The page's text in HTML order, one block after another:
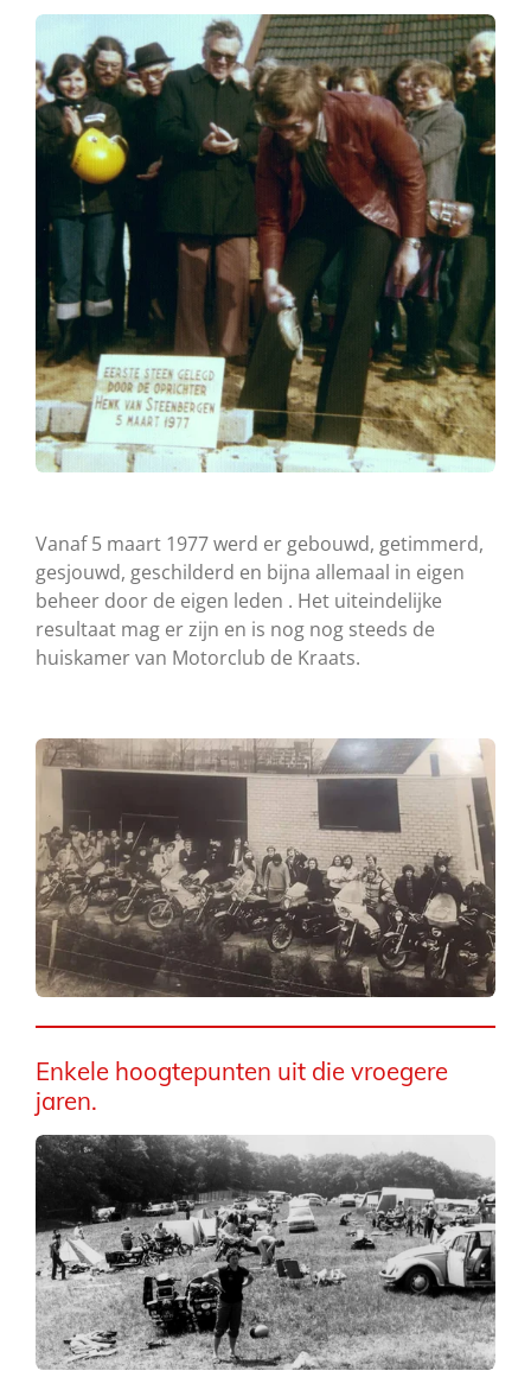
Vanaf 5 maart 1977 werd er gebouwd, getimmerd,
gesjouwd, geschilderd en bijna allemaal in eigen
beheer door de eigen leden . Het uiteindelijke
resultaat mag er zijn en is nog nog steeds de
huiskamer van Motorclub de Kraats.
Enkele hoogtepunten uit die vroegere
jaren.